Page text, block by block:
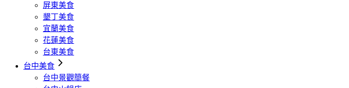
屏東美食
墾丁美食
宜蘭美食
花蓮美食
台東美食
台中美食
台中景觀簡餐